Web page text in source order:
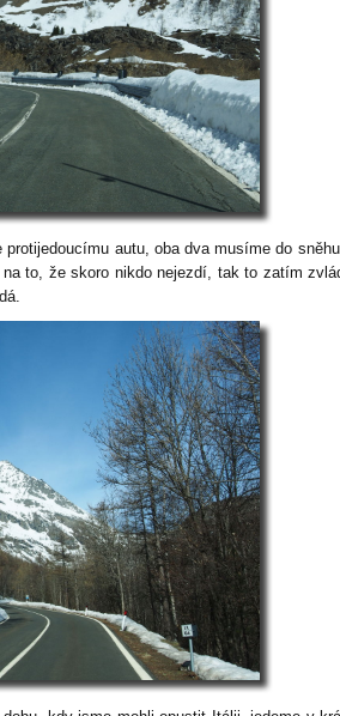
protijedoucímu autu, oba dva musíme do
to, že skoro nikdo nejezdí, tak to zatím